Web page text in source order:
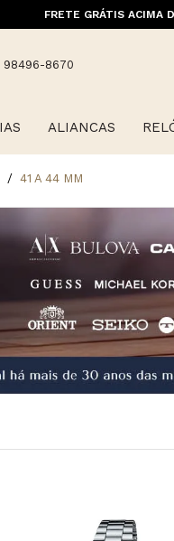
FRETE GRÁTIS ACIMA
98496-8670
ALIANCAS
41 A 44 MM